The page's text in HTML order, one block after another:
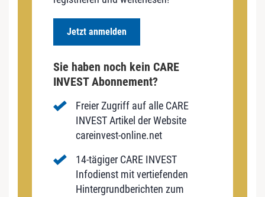
Jetzt anmelden
Sie haben noch kein CARE
INVEST Abonnement?
Freier Zugriff auf alle CARE
INVEST Artikel der Website
careinvest-online.net
14-tägiger CARE INVEST
Infodienst mit vertiefenden
Hintergrundberichten zum